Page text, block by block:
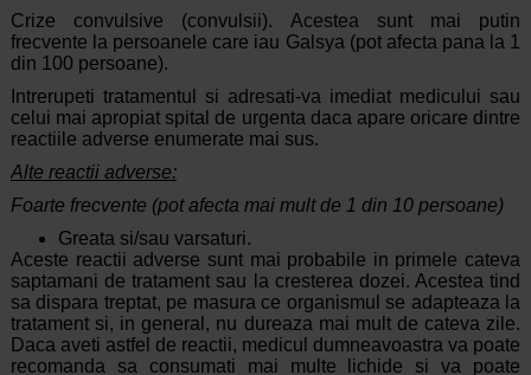
Crize convulsive (convulsii). Acestea sunt mai putin
frecvente la persoanele care iau Galsya (pot afecta pana la 1
din 100 persoane).
Intrerupeti tratamentul si adresati-va imediat medicului sau
celui mai apropiat spital de urgenta daca apare oricare dintre
reactiile adverse enumerate mai sus.
Alte reactii adverse:
Foarte frecvente (pot afecta mai mult de 1 din 10 persoane)
Greata si/sau varsaturi.
Aceste reactii adverse sunt mai probabile in primele cateva
saptamani de tratament sau la cresterea dozei. Acestea tind
sa dispara treptat, pe masura ce organismul se adapteaza la
tratament si, in general, nu dureaza mai mult de cateva zile.
Daca aveti astfel de reactii, medicul dumneavoastra va poate
recomanda sa consumati mai multe lichide si va poate